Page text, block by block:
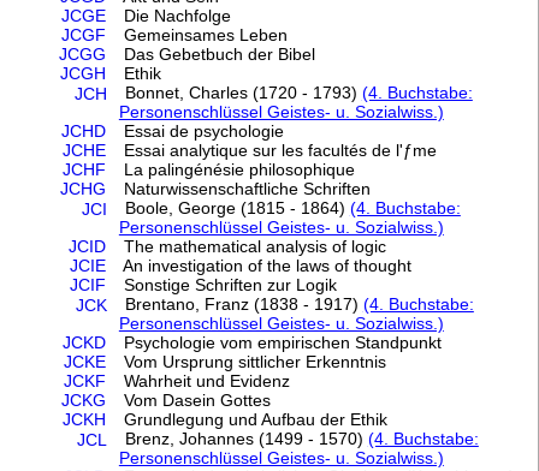
JCGE
Die Nachfolge
JCGF
Gemeinsames Leben
JCGG
Das Gebetbuch der Bibel
JCGH
Ethik
JCH Bonnet, Charles (1720 - 1793) (4. Buchstabe:
Personenschlüssel Geistes- u. Sozialwiss.)
JCHD
Essai de psychologie
JCHE
Essai analytique sur les facultés de l'ƒme
JCHF
La palingénésie philosophique
JCHG
Naturwissenschaftliche Schriften
JCI Boole, George (1815 - 1864) (4. Buchstabe:
Personenschlüssel Geistes- u. Sozialwiss.)
JCID
The mathematical analysis of logic
JCIE
An investigation of the laws of thought
JCIF
Sonstige Schriften zur Logik
JCK Brentano, Franz (1838 - 1917) (4. Buchstabe:
Personenschlüssel Geistes- u. Sozialwiss.)
JCKD
Psychologie vom empirischen Standpunkt
JCKE
Vom Ursprung sittlicher Erkenntnis
JCKF
Wahrheit und Evidenz
JCKG
Vom Dasein Gottes
JCKH
Grundlegung und Aufbau der Ethik
JCL Brenz, Johannes (1499 - 1570) (4. Buchstabe:
Personenschlüssel Geistes- u. Sozialwiss.)